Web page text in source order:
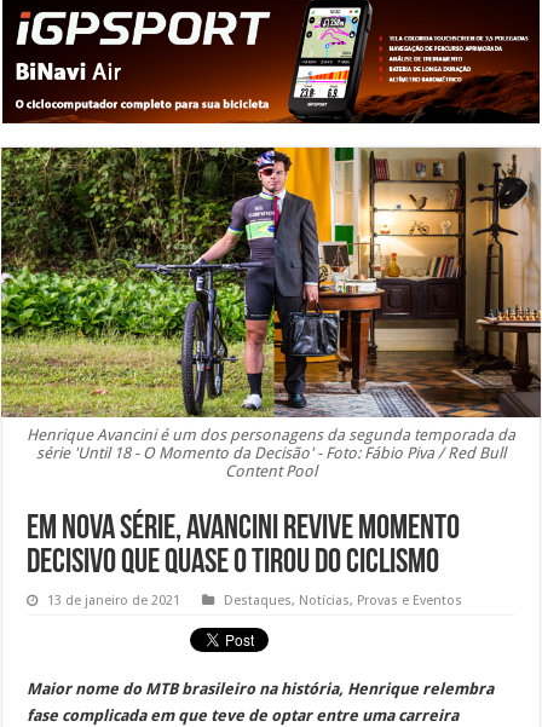
Henrique Avancini é um dos personagens da segunda temporada da
série 'Until 18 - O Momento da Decisão' - Foto: Fábio Piva / Red Bull
Content Pool
Em nova série, Avancini revive momento
decisivo que quase o tirou do ciclismo
13 de janeiro de 2021 Destaques, Notícias, Provas e Eventos
Maior nome do MTB brasileiro na história, Henrique relembra
fase complicada em que teve de optar entre uma carreira